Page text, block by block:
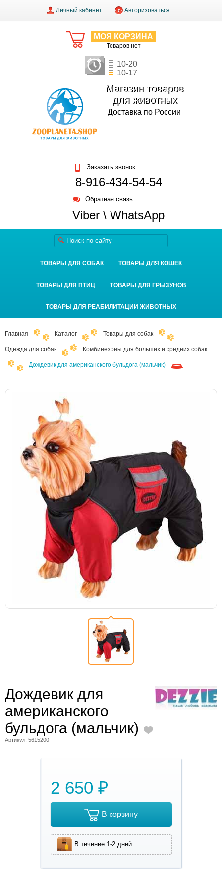
Личный кабинет Авторизоваться
МОЯ КОРЗИНА
Товаров нет
10-20
10-17
Магазин товаров
для животных
Доставка по России
Заказать звонок
8-916-434-54-54
Обратная связь
Viber \ WhatsApp
ТОВАРЫ ДЛЯ СОБАК ТОВАРЫ ДЛЯ КОШЕК
ТОВАРЫ ДЛЯ ПТИЦ ТОВАРЫ ДЛЯ ГРЫЗУНОВ
ТОВАРЫ ДЛЯ РЕАБИЛИТАЦИИ ЖИВОТНЫХ
Главная Каталог Товары для собак
Одежда для собак Комбинезоны для больших и средних собак
Дождевик для американского бульдога (мальчик)
Дождевик для
американского
бульдога (мальчик)
Артикул: 5615200
2 650 ₽
В корзину
В течение 1-2 дней